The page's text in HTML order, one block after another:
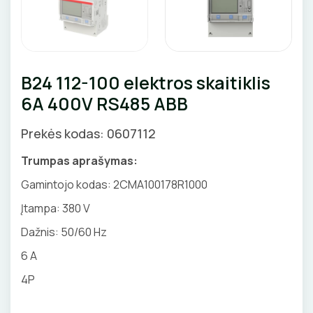
Pirties apšvietimas
Valdikliai, pulteliai
GNYBTAI
KABELIAI, LAIDAI
IZOLIACINĖS JUOSTOS
SANDARIKLIAI
TERMO VAMZDELIAI, PIRŠTINĖS
Priedai
SKAITIKLIAI
VARIKLIO JUNGIKLIAI
IŠMANŪS NAMAI
DŪMŲ DETEKTORIAI
SROVĖS TRANSFORMATORIAI
B24 112-100 elektros skaitiklis
6A 400V RS485 ABB
Prekės kodas: 0607112
Trumpas aprašymas:
Gamintojo kodas: 2CMA100178R1000
Įtampa: 380 V
Dažnis: 50/60 Hz
6 A
4P